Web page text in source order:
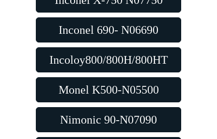
Inconel 690- N06690
Incoloy800/800H/800HT
Monel K500-N05500
Nimonic 90-N07090